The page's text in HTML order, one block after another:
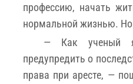
профессию, начать
нормальной жизнью. Но
— Как ученый
предупредить о
права при аресте, —